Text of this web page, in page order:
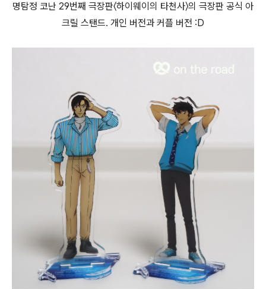
명탐정 코난 29번째 극장판〈하이웨이의 타천사〉의 극장판 공식 아
크릴 스탠드. 개인 버전과 커플 버전 :D